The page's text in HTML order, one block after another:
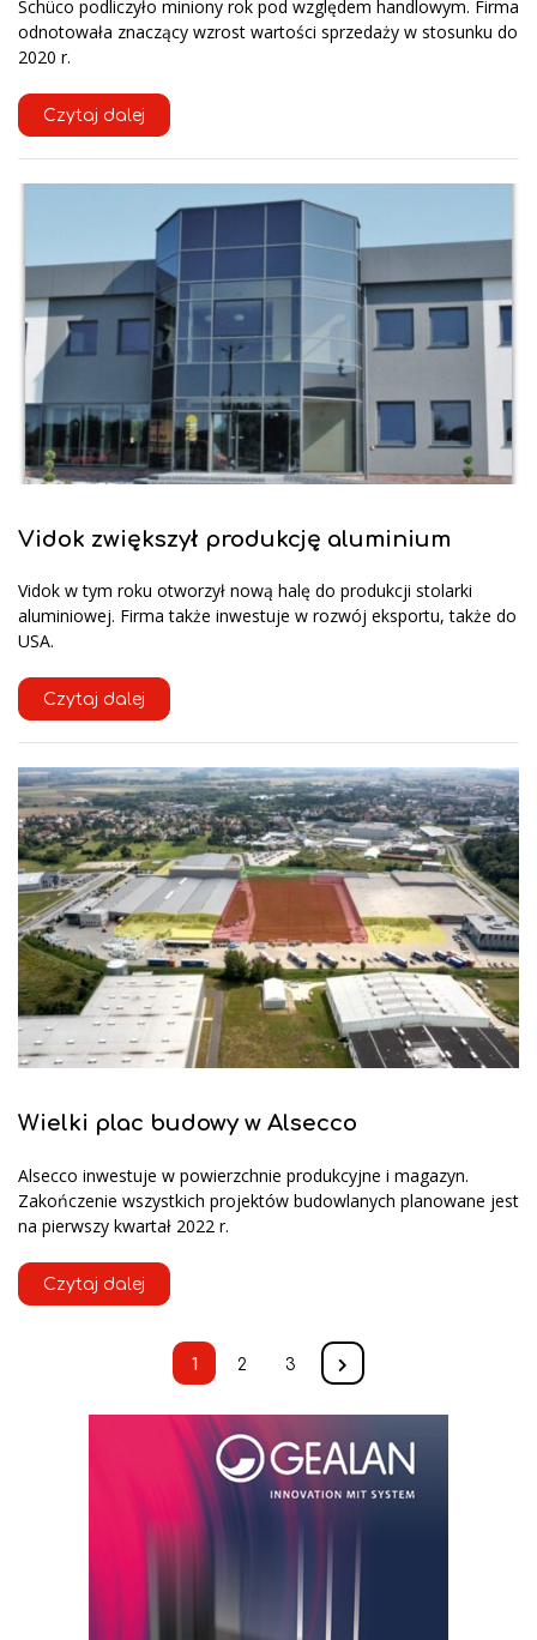
Schüco podliczyło miniony rok pod względem handlowym. Firma
odnotowała znaczący wzrost wartości sprzedaży w stosunku do
2020 r.
Czytaj dalej
Vidok zwiększył produkcję aluminium
Vidok w tym roku otworzył nową halę do produkcji stolarki
aluminiowej. Firma także inwestuje w rozwój eksportu, także do
USA.
Czytaj dalej
Wielki plac budowy w Alsecco
Alsecco inwestuje w powierzchnie produkcyjne i magazyn.
Zakończenie wszystkich projektów budowlanych planowane jest
na pierwszy kwartał 2022 r.
Czytaj dalej
1 2 3